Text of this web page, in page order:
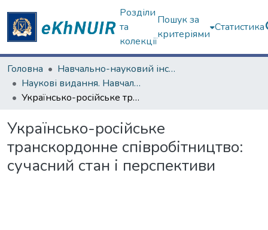
Розділи
та
колекції
Пошук за
критеріями
Статистика
Головна
Навчально-науковий інститут "Каразінський інститут міжнародних відносин та туристичного бізнесу"
Наукові видання. Навчально-науковий інститут "Каразінський інститут міжнародних відносин та туристичного бізнесу"
Українсько-російське транскордонне співробітництво: сучасний стан і перспективи
Українсько-російське
транскордонне співробітництво:
сучасний стан і перспективи